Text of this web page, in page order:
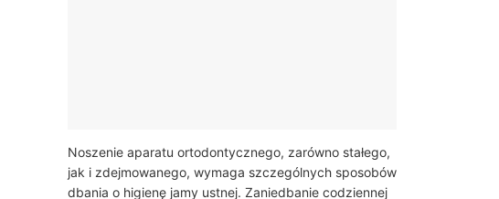
Noszenie aparatu ortodontycznego, zarówno stałego,
jak i zdejmowanego, wymaga szczególnych sposobów
dbania o higienę jamy ustnej. Zaniedbanie codziennej